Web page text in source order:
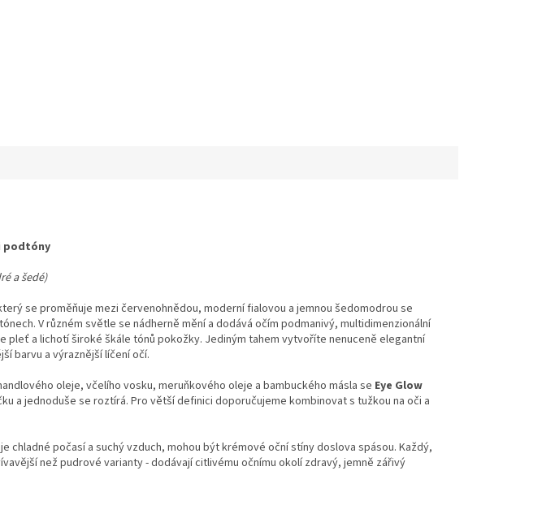
podtóny
a šedé)
se proměňuje mezi červenohnědou, moderní fialovou a jemnou šedomodrou se
V různém světle se nádherně mění a dodává očím podmanivý, multidimenzionální
pleť a lichotí široké škále tónů pokožky. Jediným tahem vytvoříte nenuceně elegantní
barvu a výraznější líčení očí.
oleje, včelího vosku, meruňkového oleje a bambuckého másla se Eye Glow
a jednoduše se roztírá. Pro větší definici doporučujeme kombinovat s tužkou na oči a
chladné počasí a suchý vzduch, mohou být krémové oční stíny doslova spásou. Každý,
než pudrové varianty - dodávají citlivému očnímu okolí zdravý, jemně zářivý